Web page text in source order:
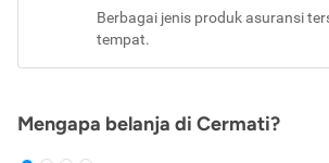
Berbagai jenis produk asuransi
tempat.
Mengapa belanja di Cermati?